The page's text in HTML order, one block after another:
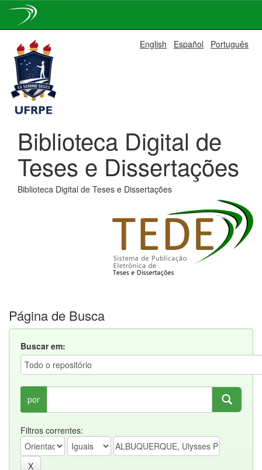
navigation
English Español Português
Biblioteca Digital de
Teses e Dissertações
Biblioteca Digital de Teses e Dissertações
Página de Busca
Buscar em:
por
Filtros correntes: